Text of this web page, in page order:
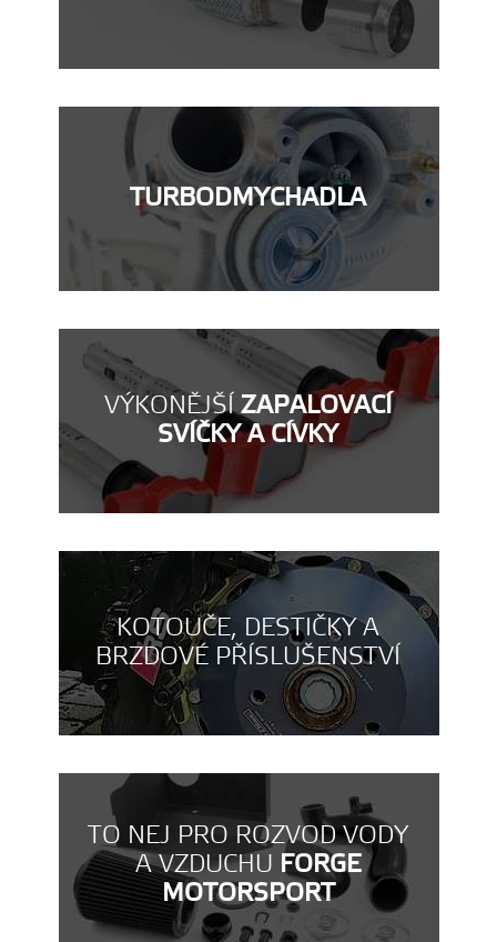
TURBODMYCHADLA
VÝKONĚJŠÍZAPALOVACÍ
SVÍČKY A CÍVKY
KOTOUČE, DESTIČKY A
BRZDOVÉ PŘÍSLUŠENSTVÍ
TO NEJ PRO ROZVOD VODY
A VZDUCHU FORGE
MOTORSPORT